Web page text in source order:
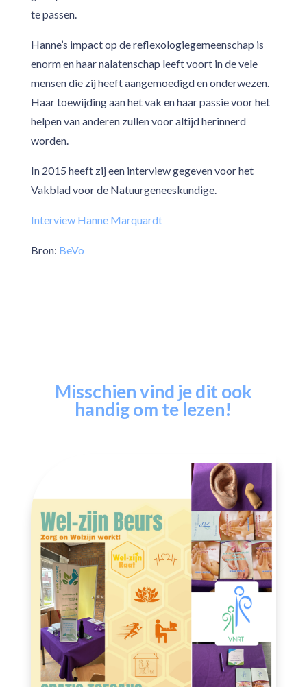
te passen.
Hanne’s impact op de reflexologiegemeenschap is
enorm en haar nalatenschap leeft voort in de vele
mensen die zij heeft aangemoedigd en onderwezen.
Haar toewijding aan het vak en haar passie voor het
helpen van anderen zullen voor altijd herinnerd
worden.
In 2015 heeft zij een interview gegeven voor het
Vakblad voor de Natuurgeneeskundige.
Interview Hanne Marquardt
Bron: BeVo
Misschien vind je dit ook
handig om te lezen!